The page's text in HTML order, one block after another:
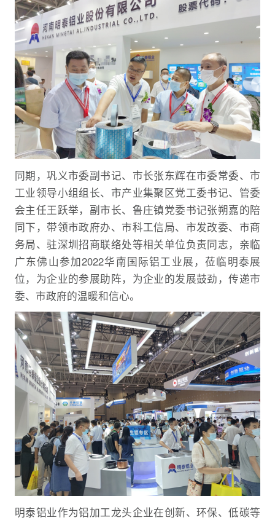
同期，巩义市委副书记、市长张东辉在市委常委、市
工业领导小组组长、市产业集聚区党工委书记、管委
会主任王跃举，副市长、鲁庄镇党委书记张朔嘉的陪
同下，带领市政府办、市科工信局、市发改委、市商
务局、驻深圳招商联络处等相关单位负责同志，亲临
广东佛山参加2022华南国际铝工业展，莅临明泰展
位，为企业的参展助阵，为企业的发展鼓劲，传递市
委、市政府的温暖和信心。
明泰铝业作为铝加工龙头企业在创新、环保、低碳等